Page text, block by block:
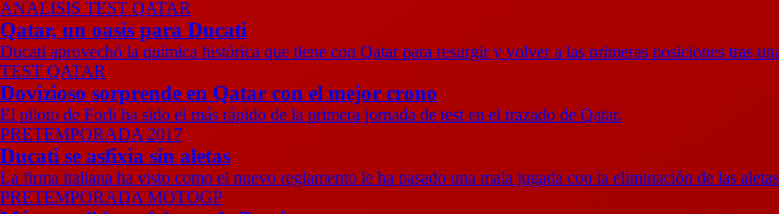
ANALISIS TEST QATAR
Qatar, un oasis para Ducati
Ducati aprovechó la química histórica que tiene con Qatar para resurgir y volver a las primeras posiciones tras
TEST QATAR
Dovizioso sorprende en Qatar con el mejor crono
El piloto de Forli ha sido el más rápido de la primera jornada de test en el trazado de Qatar.
PRETEMPORADA 2017
Ducati se asfixia sin aletas
La firma italiana ha visto como el nuevo reglamento le ha pasado una mala jugada con la eliminación de las
PRETEMPORADA MOTOGP